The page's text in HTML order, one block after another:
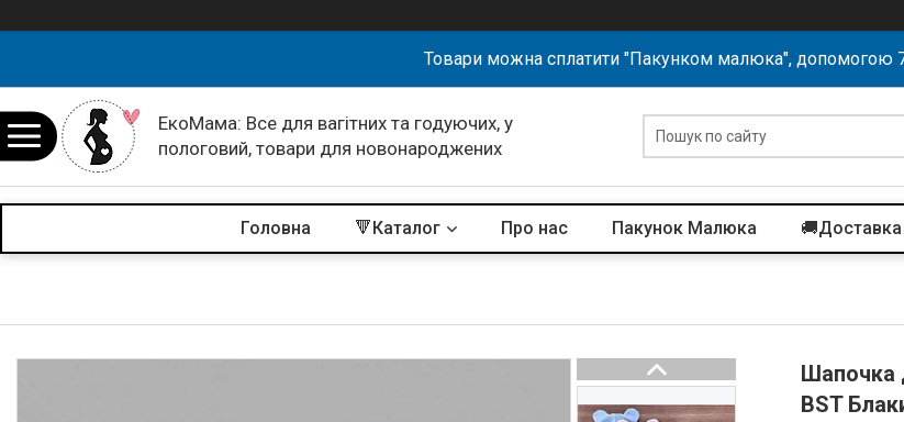
Товари можна сплатити "Пакунком малюка", допомогою
ЕкоМама: Все для вагітних та годуючих, у
пологовий, товари для новонароджених
Головна 🔻Каталог Про нас Пакунок Малюка 🚚Доставка
Шапочка
BST